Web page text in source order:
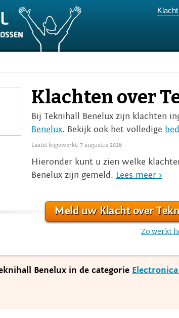
Klachten over
Bij Teknihall Benelux zijn klachten
Benelux. Bekijk ook het volledige
Laatst bijgewerkt: 7 augustus 2026
Hieronder kunt u zien welke
Benelux zijn gemeld. Lees meer >
Meld uw Klacht over
Zo werkt
Benelux in de categorie